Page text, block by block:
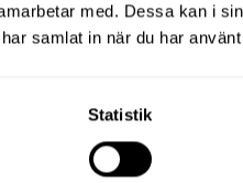
med. Dessa kan i
samlat in när du har
Statistik
att